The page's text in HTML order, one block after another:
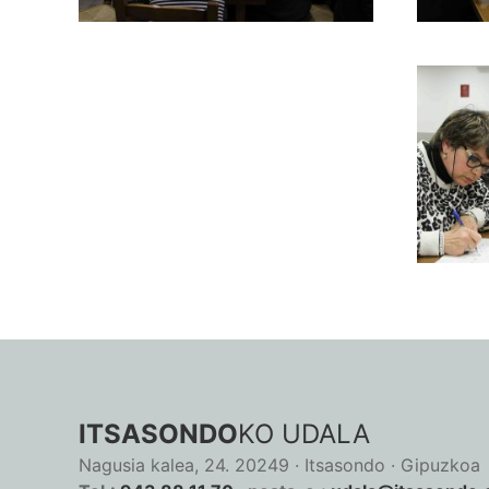
ITSASONDOKO UDALA
Nagusia kalea, 24. 20249 · Itsasondo · Gipuzkoa